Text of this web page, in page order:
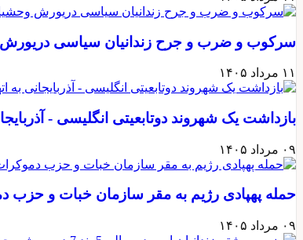
سرکوب و ضرب و جرح زندانیان سیاسی دریورش
۱۱ مرداد ۱۴۰۵
بازداشت یک شهروند دوتابعیتی انگلیسی -
۰۹ مرداد ۱۴۰۵
حمله پهپادی رژیم به مقر سازمان خبات و حزب
۰۹ مرداد ۱۴۰۵